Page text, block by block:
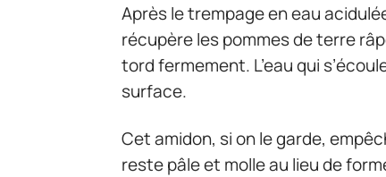
Après le trempage en eau
récupère les pommes de terre
tord fermement. L’eau qui
surface.
Cet amidon, si on le garde,
reste pâle et molle au lieu de